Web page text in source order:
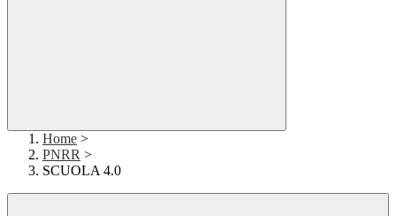
Home >
PNRR >
SCUOLA 4.0